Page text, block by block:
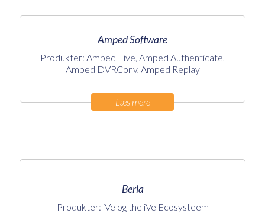
Amped Software
Produkter: Amped Five, Amped Authenticate,
Amped DVRConv, Amped Replay
Læs mere
Berla
Produkter: iVe og the iVe Ecosysteem